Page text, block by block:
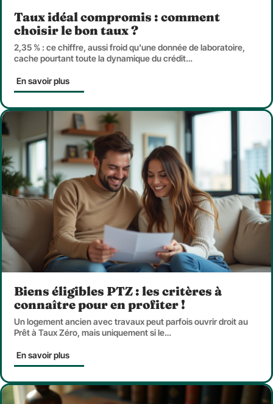
Taux idéal compromis : comment
choisir le bon taux ?
2,35 % : ce chiffre, aussi froid qu'une donnée de laboratoire,
cache pourtant toute la dynamique du crédit…
En savoir plus
Biens éligibles PTZ : les critères à
connaître pour en profiter !
Un logement ancien avec travaux peut parfois ouvrir droit au
Prêt à Taux Zéro, mais uniquement si le…
En savoir plus